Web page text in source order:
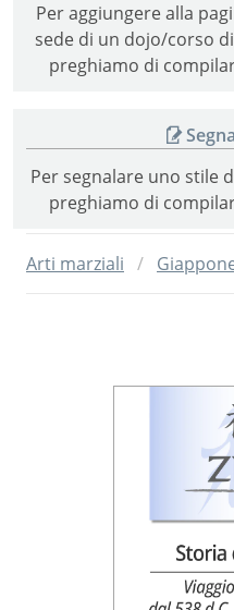
Per aggiungere alla
sede di un dojo/corso
preghiamo di
Per segnalare uno stile
preghiamo di
Arti marziali